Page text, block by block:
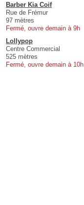
Barber Kia Coif
Rue de Frémur
97 mètres
Fermé, ouvre demain à 9h
Lollypop
Centre Commercial
525 mètres
Fermé, ouvre demain à 10h